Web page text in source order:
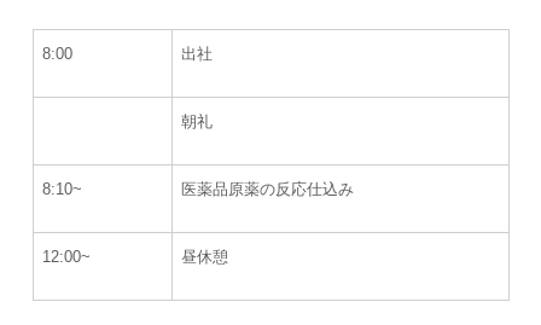
8:00 出社
朝礼
8:10~ 医薬品原薬の反応仕込み
12:00~ 昼休憩